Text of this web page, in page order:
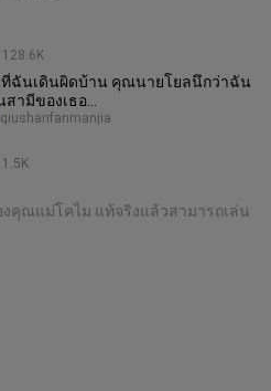
128.6K
ฉันเดินผิดบ้าน คุณนายโยลนึกว่าฉัน
สามีของเธอ…
1.5K
qiushanfanmanjia
งคุณแม่โคไม แท้จริงแล้วสามารถเล่น